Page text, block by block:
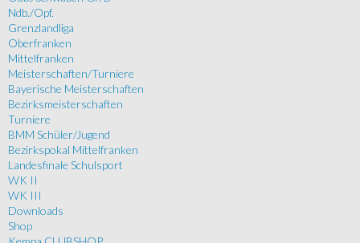
Ndb./Opf.
Grenzlandliga
Oberfranken
Mittelfranken
Meisterschaften/Turniere
Bayerische Meisterschaften
Bezirksmeisterschaften
Turniere
BMM Schüler/Jugend
Bezirkspokal Mittelfranken
Landesfinale Schulsport
WK II
WK III
Downloads
Shop